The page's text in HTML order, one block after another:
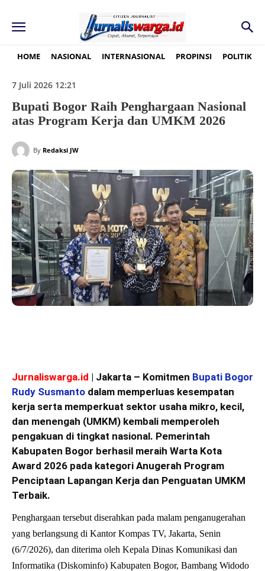
HOME NASIONAL INTERNASIONAL PROPINSI POLITIK
7 Juli 2026 12:21
Bupati Bogor Raih Penghargaan Nasional
atas Program Kerja dan UMKM 2026
By Redaksi JW
Jurnaliswarga.id | Jakarta – Komitmen Bupati Bogor
Rudy Susmanto dalam memperluas kesempatan
kerja serta memperkuat sektor usaha mikro, kecil,
dan menengah (UMKM) kembali memperoleh
pengakuan di tingkat nasional. Pemerintah
Kabupaten Bogor berhasil meraih Warta Kota
Award 2026 pada kategori Anugerah Program
Penciptaan Lapangan Kerja dan Penguatan UMKM
Terbaik.
Penghargaan tersebut diserahkan pada malam penganugerahan
yang berlangsung di Kantor Kompas TV, Jakarta, Senin
(6/7/2026), dan diterima oleh Kepala Dinas Komunikasi dan
Informatika (Diskominfo) Kabupaten Bogor, Bambang Widodo